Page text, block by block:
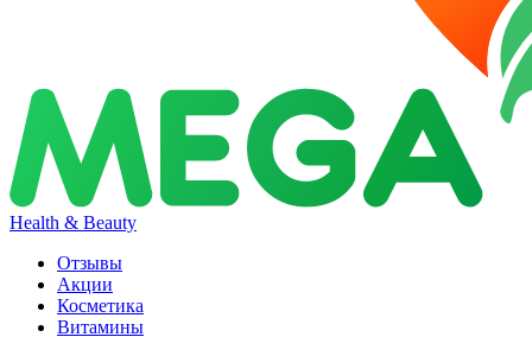
Health & Beauty
Отзывы
Акции
Косметика
Витамины